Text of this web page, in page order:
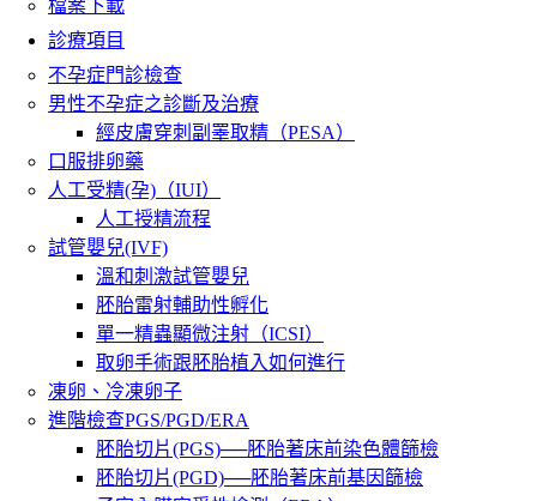
檔案下載
診療項目
不孕症門診檢查
男性不孕症之診斷及治療
經皮膚穿刺副睪取精（PESA）
口服排卵藥
人工受精(孕)（IUI）
人工授精流程
試管嬰兒(IVF)
溫和刺激試管嬰兒
胚胎雷射輔助性孵化
單一精蟲顯微注射（ICSI）
取卵手術跟胚胎植入如何進行
凍卵、冷凍卵子
進階檢查PGS/PGD/ERA
胚胎切片(PGS)──胚胎著床前染色體篩檢
胚胎切片(PGD)──胚胎著床前基因篩檢